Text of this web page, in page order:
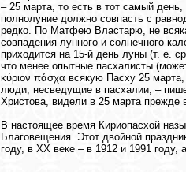
– 25 марта, то есть в тот самый день,
полнолуние должно совпасть с
редко. По Матфею Властарю, не
совпадения лунного и солнечного
приходится на 15-й день луны (т. е.
что менее опытные пасхалисты
κύριον πάσχα всякую Пасху 25
люди, несведущие в пасхалии, –
Христова, видели в 25 марта прежде
В настоящее время Кириопасхой
Благовещения. Этот двойной
году, в ХХ веке – в 1912 и 1991 году,